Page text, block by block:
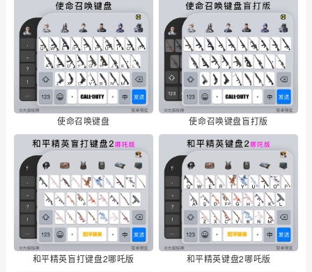
使命召唤键盘 使命召唤键盘盲打版
和平精英盲打键盘2哪吒版 和平精英键盘2哪吒版